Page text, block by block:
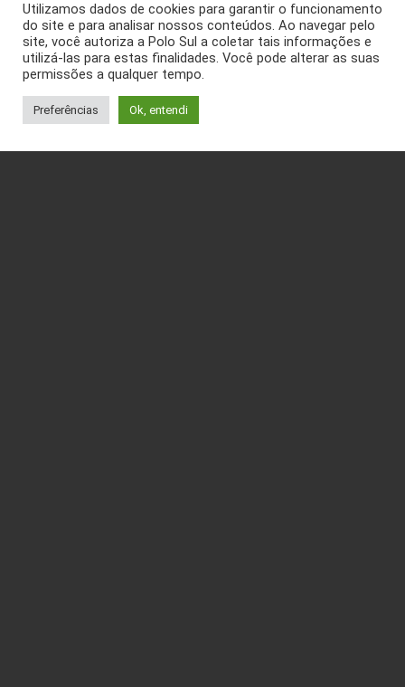
Utilizamos dados de cookies para garantir o funcionamento
do site e para analisar nossos conteúdos. Ao navegar pelo
site, você autoriza a Polo Sul a coletar tais informações e
utilizá-las para estas finalidades. Você pode alterar as suas
permissões a qualquer tempo.
Preferências Ok, entendi